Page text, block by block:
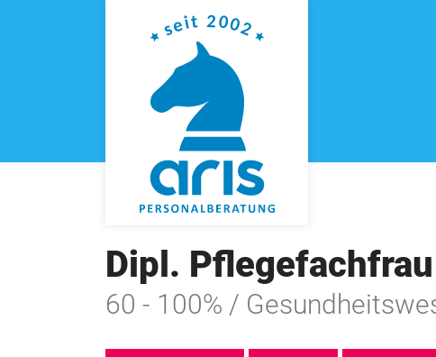
Dipl. Pflegefachfrau
60 - 100% /